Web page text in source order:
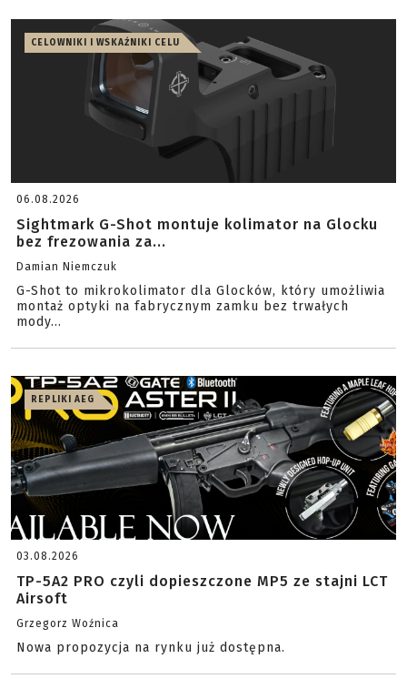
CELOWNIKI I WSKAŹNIKI CELU
06.08.2026
Sightmark G-Shot montuje kolimator na Glocku
bez frezowania za...
Damian Niemczuk
G-Shot to mikrokolimator dla Glocków, który umożliwia
montaż optyki na fabrycznym zamku bez trwałych
mody...
REPLIKI AEG
03.08.2026
TP-5A2 PRO czyli dopieszczone MP5 ze stajni LCT
Airsoft
Grzegorz Woźnica
Nowa propozycja na rynku już dostępna.